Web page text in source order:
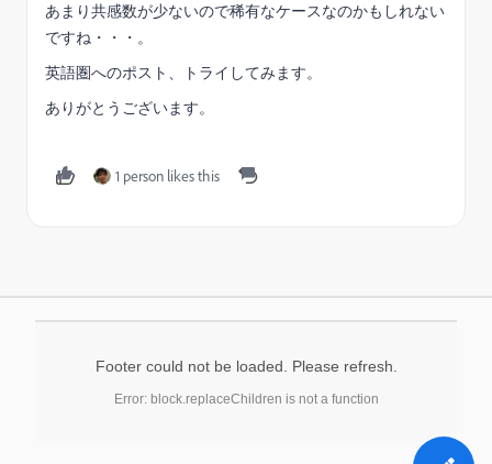
あまり共感数が少ないので稀有なケースなのかもしれない
ですね・・・。
英語圏へのポスト、トライしてみます。
ありがとうございます。
1 person likes this
Footer could not be loaded. Please refresh.
Error: block.replaceChildren is not a function